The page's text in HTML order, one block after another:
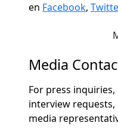
en Facebook,
Media
For press
interview
media